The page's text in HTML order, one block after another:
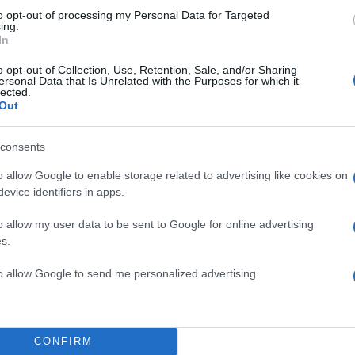
opt-out of processing my Personal Data for Targeted
opt-out of Collection, Use, Retention, Sale, and/or Sharing
Data that Is Unrelated with the Purposes for which it
allow Google to enable storage related to advertising like cookies on
identifiers in apps.
allow my user data to be sent to Google for online advertising
allow Google to send me personalized advertising.
CONFIRM
από λίγο αναφερθήκατε… ναι, ναι, μπράβο.
είπε – γιατί είναι “πράγμα”. Ο άνθρωπος είναι
είναι πολιτισμός. Ειδάλλως είναι θηλαστικό
ότι ένας εκλεγμένος υπουργός σε μια